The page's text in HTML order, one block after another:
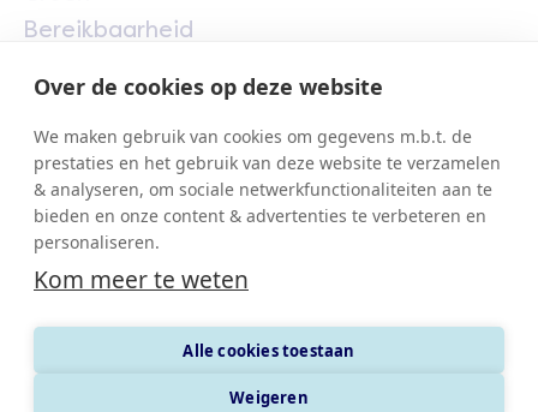
Over de cookies op deze website
We maken gebruik van cookies om gegevens m.b.t. de
prestaties en het gebruik van deze website te verzamelen
& analyseren, om sociale netwerkfunctionaliteiten aan te
bieden en onze content & advertenties te verbeteren en
personaliseren.
Kom meer te weten
Alle cookies toestaan
Weigeren
Bereikbaarheid
Marieke Vervoortlaan 1
2500 Lier
lyralierse.be
sporten.uitinlier.be